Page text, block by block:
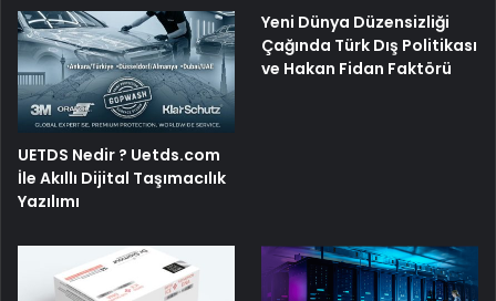
UETDS Nedir ? Uetds.com
İle Akıllı Dijital Taşımacılık
Yazılımı
Yeni Dünya Düzensizliği
Çağında Türk Dış Politikası
ve Hakan Fidan Faktörü